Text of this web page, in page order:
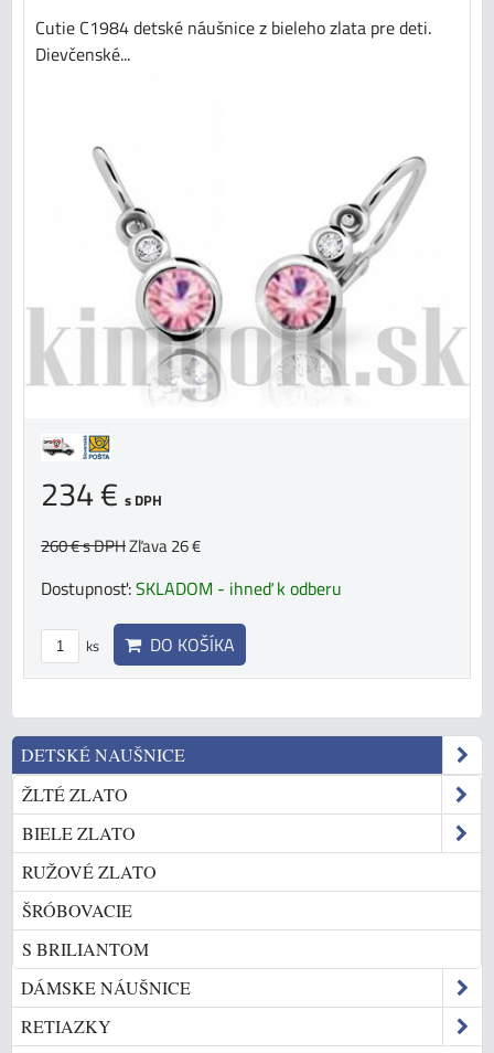
Cutie C1984 detské náušnice z bieleho zlata pre deti.
Dievčenské...
234 € s DPH
260 €s DPHZľava 26 €
Dostupnosť:SKLADOM - ihneď k odberu
ks DO KOŠÍKA
DETSKÉ NAUŠNICE
ŽLTÉ ZLATO
BIELE ZLATO
RUŽOVÉ ZLATO
ŠRÓBOVACIE
S BRILIANTOM
DÁMSKE NÁUŠNICE
RETIAZKY